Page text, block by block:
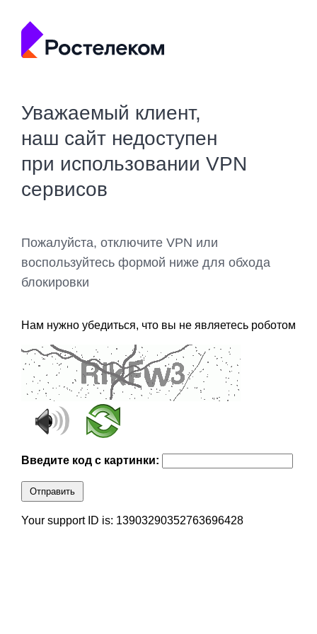
Уважаемый клиент,
наш сайт недоступен
при использовании VPN
сервисов
Пожалуйста, отключите VPN или
воспользуйтесь формой ниже для обхода
блокировки
Нам нужно убедиться, что вы не являетесь роботом
Введите код с картинки:
Отправить
Your support ID is: 13903290352763696428